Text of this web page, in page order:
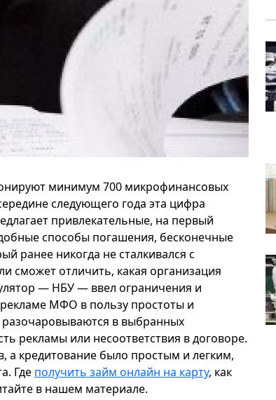
минимум 700 микрофинансовых
следующего года эта цифра
привлекательные, на первый
способы погашения, бесконечные
ранее никогда не сталкивался с
сможет отличить, какая организация
— НБУ — ввел ограничения и
МФО в пользу простоты и
в выбранных
рекламы или несоответствия в договоре.
кредитование было простым и легким,
Где получить займ онлайн на карту, как
в нашем материале.